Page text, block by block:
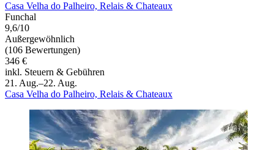
Casa Velha do Palheiro, Relais & Chateaux
Funchal
9,6/10
Außergewöhnlich
(106 Bewertungen)
346 €
inkl. Steuern & Gebühren
21. Aug.–22. Aug.
Casa Velha do Palheiro, Relais & Chateaux